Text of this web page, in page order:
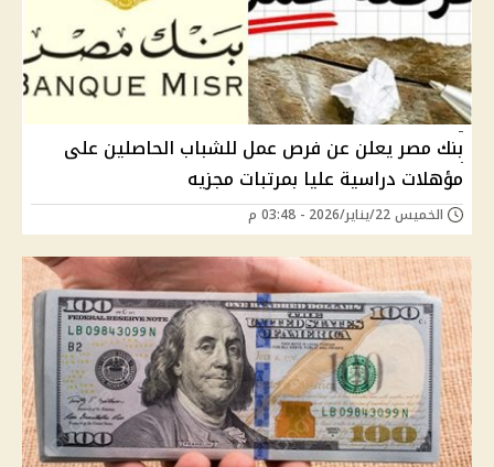
بنك مصر يعلن عن فرص عمل للشباب الحاصلين على
مؤهلات دراسية عليا بمرتبات مجزيه
الخميس 22/يناير/2026 - 03:48 م